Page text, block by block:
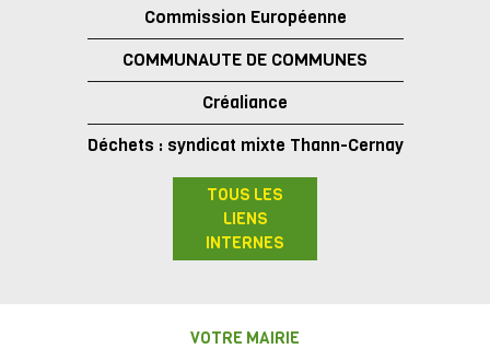
Commission Européenne
COMMUNAUTE DE COMMUNES
Créaliance
Déchets : syndicat mixte Thann-Cernay
TOUS LES
LIENS
INTERNES
VOTRE MAIRIE